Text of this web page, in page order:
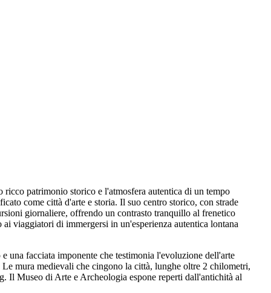
patrimonio storico e l'atmosfera autentica di un tempo
come città d'arte e storia. Il suo centro storico, con strade
giornaliere, offrendo un contrasto tranquillo al frenetico
viaggiatori di immergersi in un'esperienza autentica lontana
una facciata imponente che testimonia l'evoluzione dell'arte
mura medievali che cingono la città, lunghe oltre 2 chilometri,
Il Museo di Arte e Archeologia espone reperti dall'antichità al